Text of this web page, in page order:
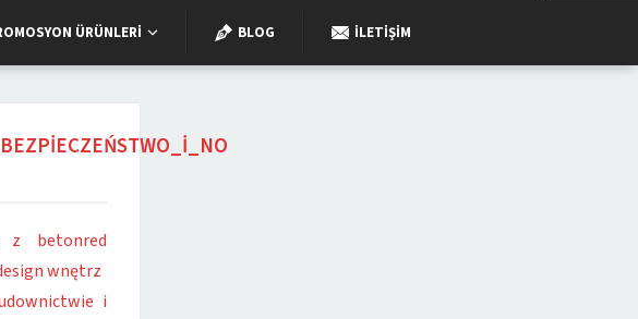
ÜRÜNLERİ BLOG İLETIŞIM
z betonred
wnętrz
i